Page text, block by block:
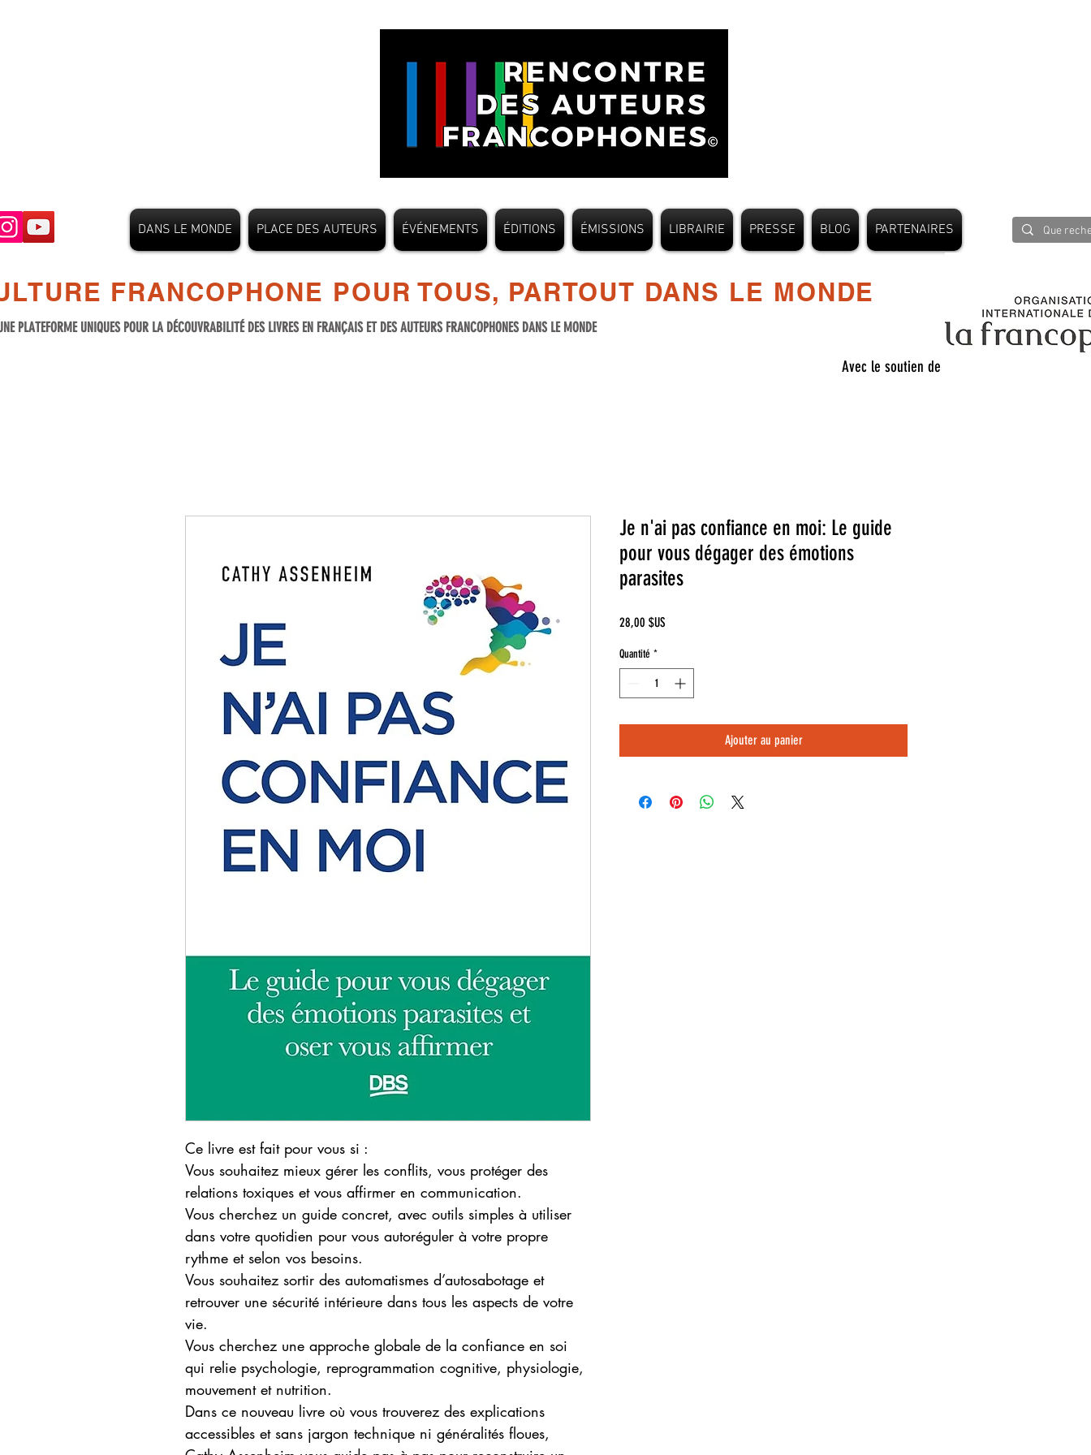
DANS LE MONDE PLACE DES AUTEURS ÉVÉNEMENTS ÉDITIONS ÉMISSIONS LIBRAIRIE PRESSE BLOG PARTENAIRES
FRANCOPHONE POUR TOUS, PARTOUT DANS LE MONDE
PLATEFORME UNIQUES POUR LA DÉCOUVRABILITÉ DES LIVRES EN FRANÇAIS ET DES AUTEURS FRANCOPHONES DANS LE MONDE
Avec le soutien de
Ce livre est fait pour vous si :
Vous souhaitez mieux gérer les conflits, vous protéger des
relations toxiques et vous affirmer en communication.
Vous cherchez un guide concret, avec outils simples à utiliser
dans votre quotidien pour vous autoréguler à votre propre
rythme et selon vos besoins.
Vous souhaitez sortir des automatismes d’autosabotage et
retrouver une sécurité intérieure dans tous les aspects de votre
vie.
Vous cherchez une approche globale de la confiance en soi
qui relie psychologie, reprogrammation cognitive, physiologie,
mouvement et nutrition.
Dans ce nouveau livre où vous trouverez des explications
accessibles et sans jargon technique ni généralités floues,
Je n'ai pas confiance en moi: Le guide
pour vous dégager des émotions
parasites
28,00 $US
Quantité *
Ajouter au panier